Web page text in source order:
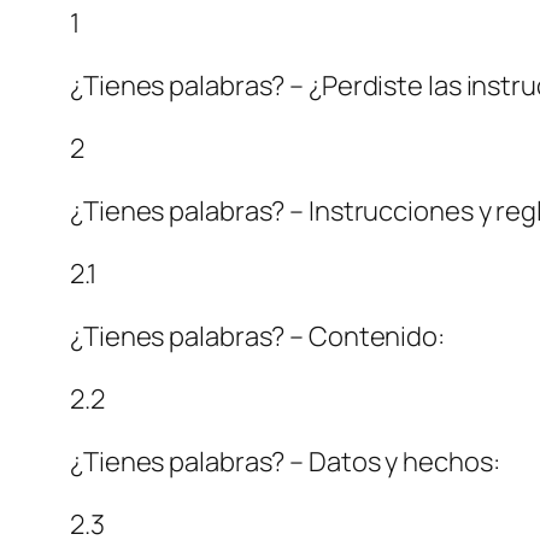
1
¿Tienes palabras? – ¿Perdiste las
2
¿Tienes palabras? – Instrucciones y
2.1
¿Tienes palabras? – Contenido:
2.2
¿Tienes palabras? – Datos y hechos:
2.3